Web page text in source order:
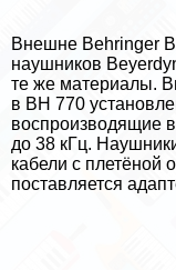
Внешне Behringer
наушников
те же материалы.
в BH 770
воспроизводящие
до 38 кГц.
кабели с плетёной
поставляется